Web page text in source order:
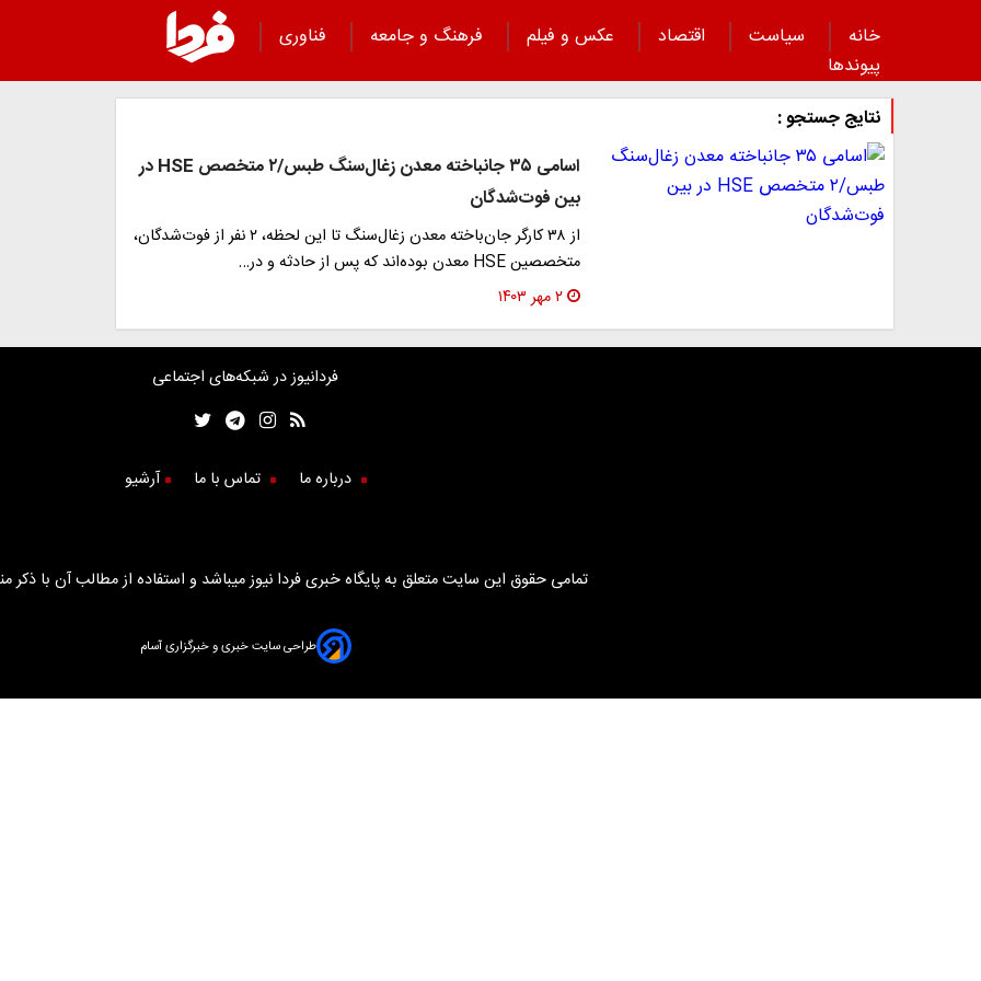
خانه سیاست اقتصاد عکس و فیلم فرهنگ و جامعه
فناوری
پیوند‌ها
نتایج جستجو :
اسامی ۳۵ جانباخته معدن زغال‌سنگ طبس/۲ متخصص HSE در
بین فوت‌شدگان
از ۳۸ کارگر جان‌باخته ‌معدن زغال‌سنگ تا این لحظه، ۲ نفر از فوت‌شدگان،
‌‌متخصصین HSE معدن بوده‌اند که پس از حادثه و در…
۲ مهر ۱۴۰۳
فردانیوز در شبکه‌های اجتماعی
درباره ما تماس با ما آرشیو
تمامی حقوق این سایت متعلق به پایگاه خبری فردا نیوز میباشد و استفاده از مطالب آن با ذکر
طراحی سایت خبری و خبرگزاری آسام